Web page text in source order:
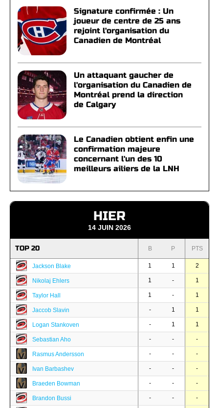
Signature confirmée : Un
joueur de centre de 25 ans
rejoint l'organisation du
Canadien de Montréal
Un attaquant gaucher de
l'organisation du Canadien de
Montréal prend la direction
de Calgary
Le Canadien obtient enfin une
confirmation majeure
concernant l'un des 10
meilleurs ailiers de la LNH
HIER
14 JUIN 2026
TOP 20 B P PTS
Jackson Blake 1 1 2
Nikolaj Ehlers 1 - 1
Taylor Hall 1 - 1
Jaccob Slavin - 1 1
Logan Stankoven - 1 1
Sebastian Aho - - -
Rasmus Andersson - - -
Ivan Barbashev - - -
Braeden Bowman - - -
Brandon Bussi - - -